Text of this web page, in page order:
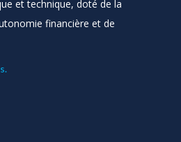
et technique, doté de la
financière et de